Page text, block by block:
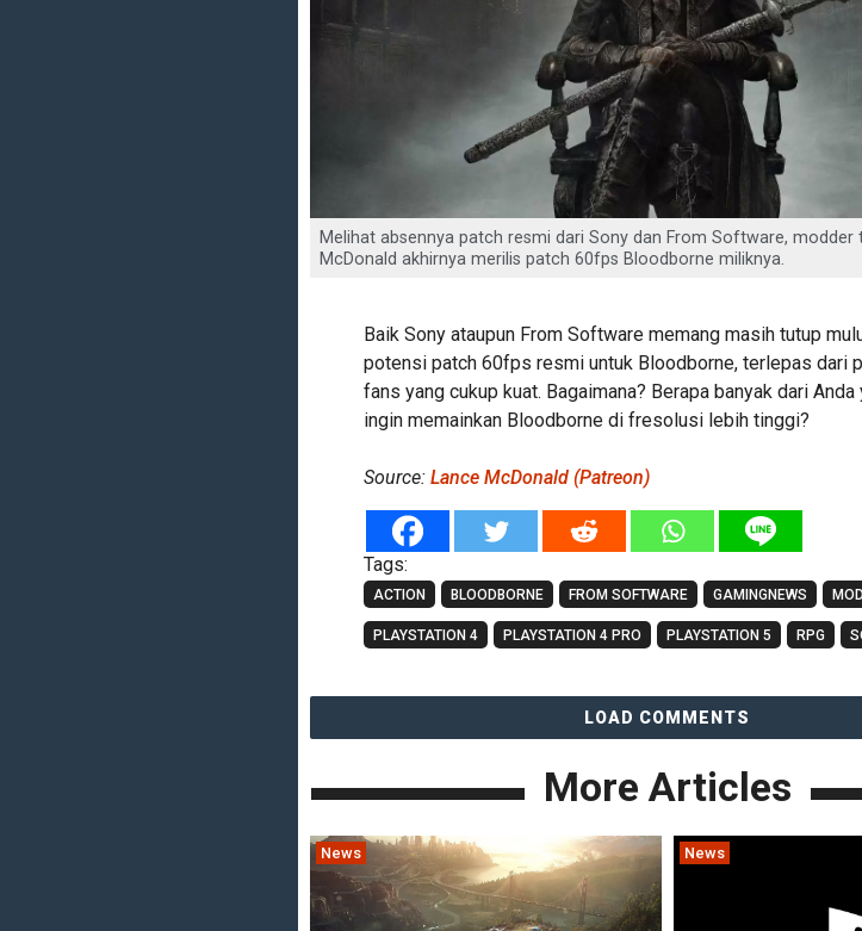
Melihat absennya patch resmi dari Sony dan From Software, modder
McDonald akhirnya merilis patch 60fps Bloodborne miliknya.
Baik Sony ataupun From Software memang masih tutup
potensi patch 60fps resmi untuk Bloodborne, terlepas dari
fans yang cukup kuat. Bagaimana? Berapa banyak dari
ingin memainkan Bloodborne di fresolusi lebih tinggi?
Source: Lance McDonald (Patreon)
Tags:
ACTION BLOODBORNE FROM SOFTWARE GAMINGNEWS MOD
PLAYSTATION 4 PLAYSTATION 4 PRO PLAYSTATION 5 RPG
LOAD COMMENTS
More Articles
News News